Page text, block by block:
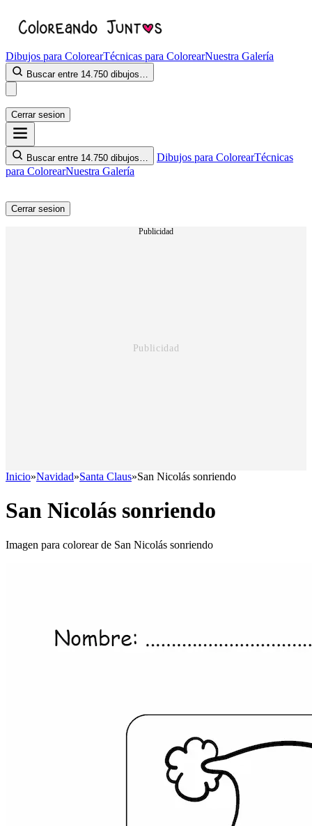
Dibujos para ColorearTécnicas para ColorearNuestra Galería
Buscar entre 14.750 dibujos…
Cerrar sesion
Buscar entre 14.750 dibujos… Dibujos para ColorearTécnicas
para ColorearNuestra Galería
Cerrar sesion
Publicidad
Inicio»Navidad»Santa Claus»San Nicolás sonriendo
San Nicolás sonriendo
Imagen para colorear de San Nicolás sonriendo